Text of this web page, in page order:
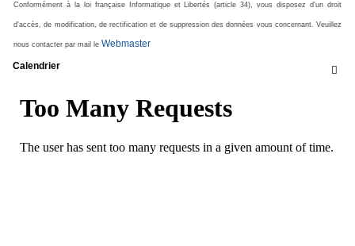
Conformément à la loi française Informatique et Libertés (article 34), vous disposez d'un droit
d'accès, de modification, de rectification et de suppression des données vous concernant. Veuillez
nous contacter par mail le Webmaster

Calendrier